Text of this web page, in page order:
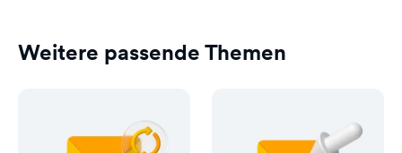
Weitere passende Themen